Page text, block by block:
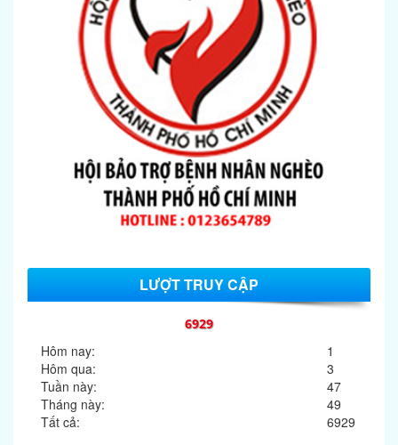
LƯỢT TRUY CẬP
6929
Hôm nay:
1
Hôm qua:
3
Tuần này:
47
Tháng này:
49
Tất cả:
6929